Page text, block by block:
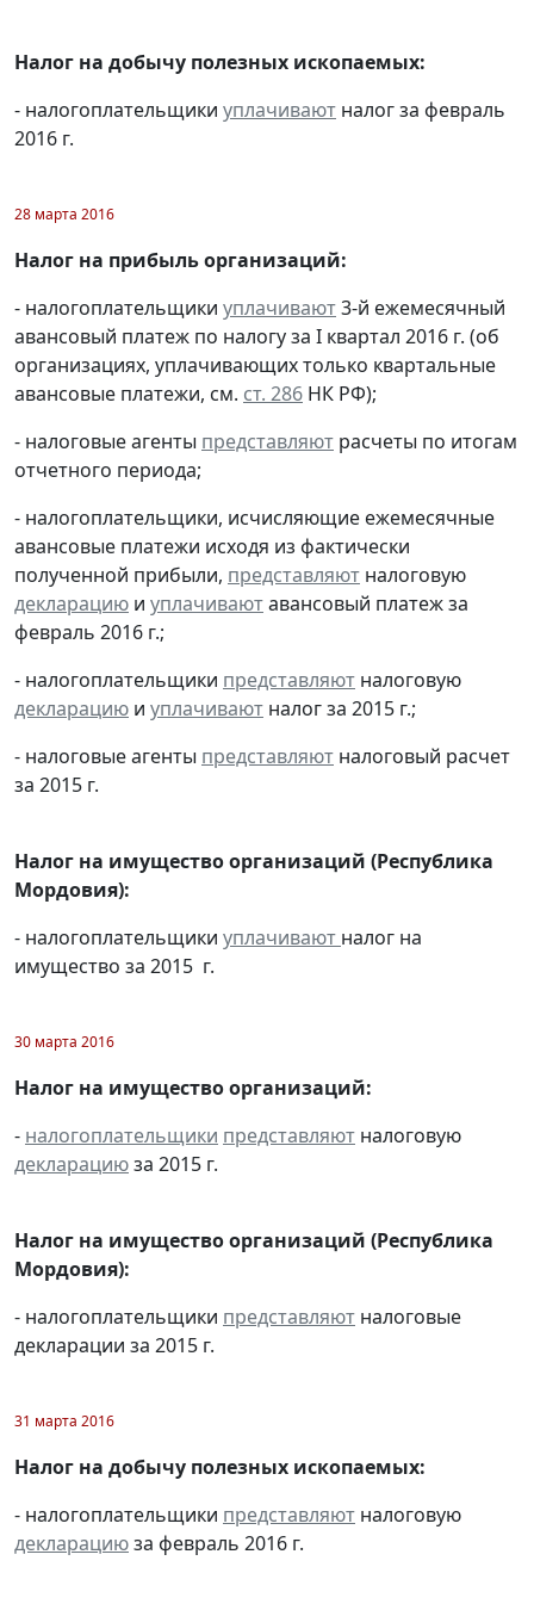
Налог на добычу полезных ископаемых:
- налогоплательщики уплачивают налог за февраль
2016 г.
28 марта 2016
Налог на прибыль организаций:
- налогоплательщики уплачивают3-й ежемесячный
авансовый платеж по налогу за I квартал 2016 г. (об
организациях, уплачивающих только квартальные
авансовые платежи, см. ст. 286 НК РФ);
- налоговые агенты представляют расчеты по итогам
отчетного периода;
- налогоплательщики, исчисляющие ежемесячные
авансовые платежи исходя из фактически
полученной прибыли, представляют налоговую
декларацию и уплачиваютавансовый платеж за
февраль 2016 г.;
- налогоплательщики представляют налоговую
декларацию и уплачивают налог за 2015 г.;
- налоговые агенты представляют налоговый расчет
за 2015 г.
Налог на имущество организаций (Республика
Мордовия):
- налогоплательщики уплачивают налог на
имущество за 2015 г.
30 марта 2016
Налог на имущество организаций:
- налогоплательщики представляют налоговую
декларациюза 2015 г.
Налог на имущество организаций (Республика
Мордовия):
- налогоплательщики представляют налоговые
декларации за 2015 г.
31 марта 2016
Налог на добычу полезных ископаемых:
- налогоплательщики представляют налоговую
декларациюза февраль 2016 г.